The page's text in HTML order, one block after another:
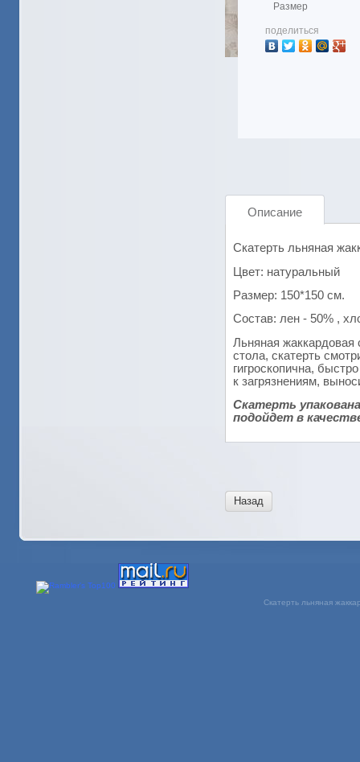
Размер
поделиться
Описание
Скатерть льняная
Цвет: натуральный
Размер: 150*150 см.
Состав: лен - 50% ,
Льняная жаккардовая
стола, скатерть
гигроскопична,
к загрязнениям,
Скатерть
подойдет в
Назад
Скатерть льняная